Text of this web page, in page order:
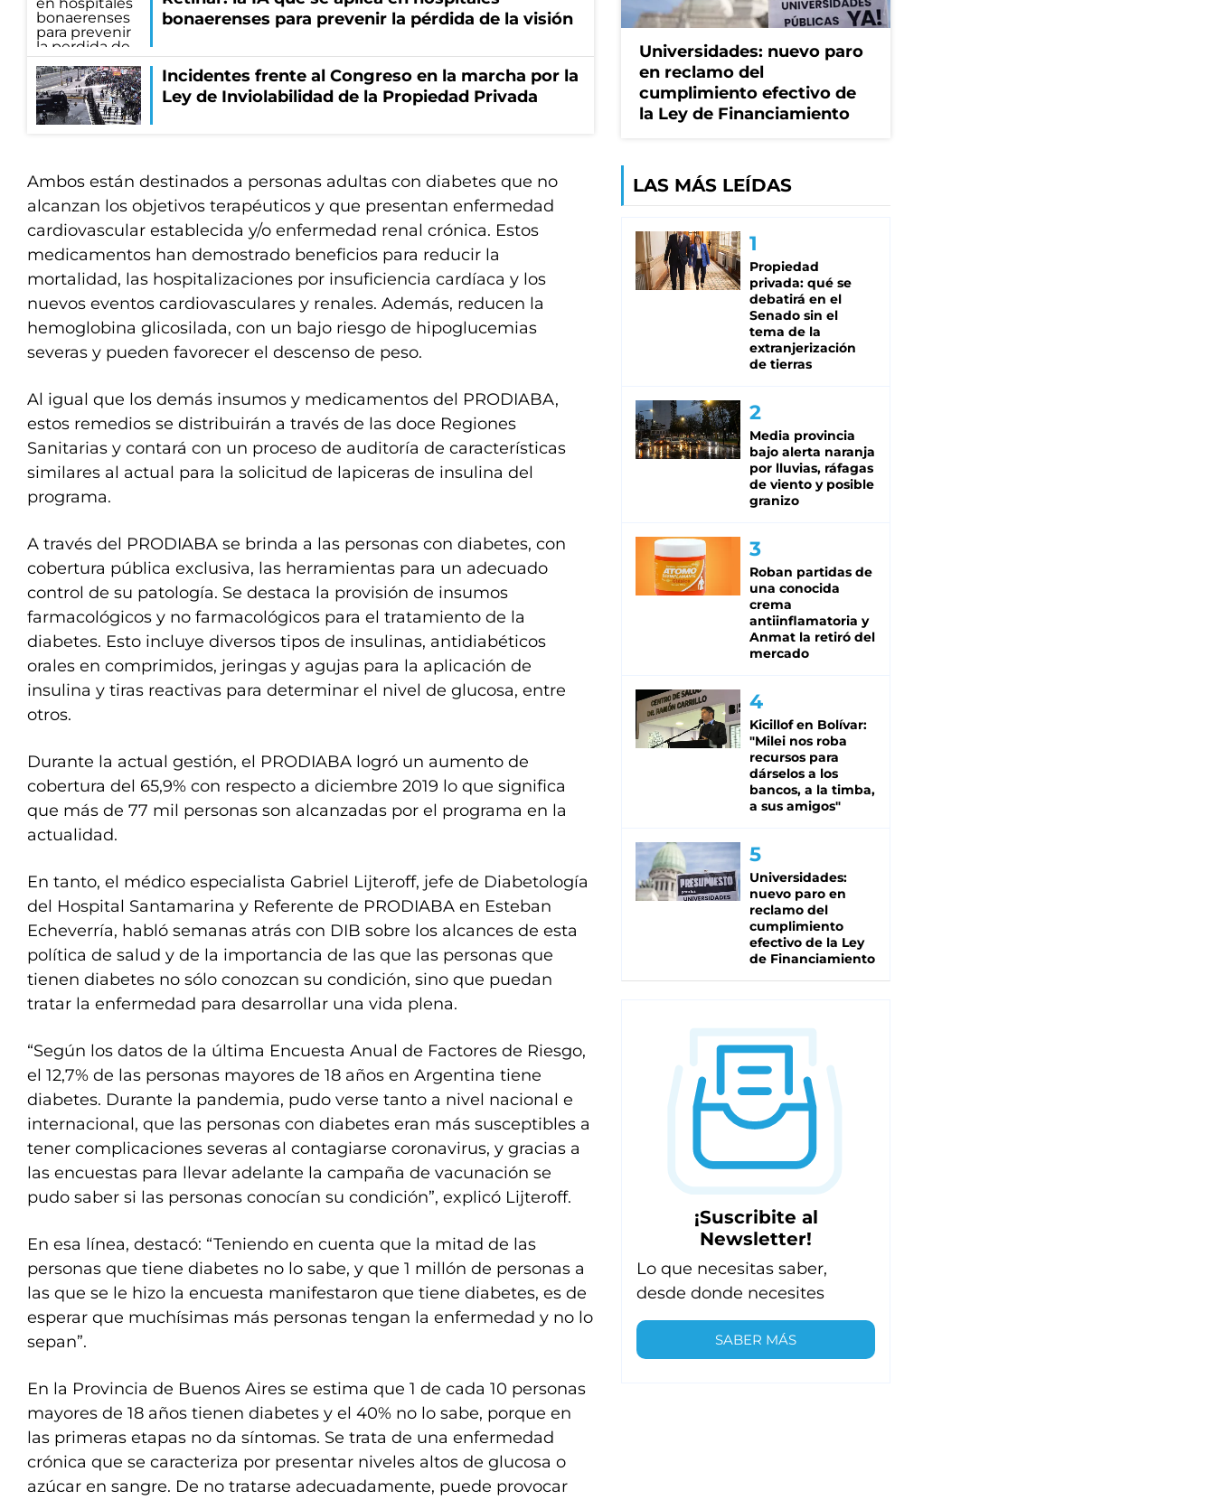
bonaerenses para prevenir la pérdida de la visión
Incidentes frente al Congreso en la marcha por la
Ley de Inviolabilidad de la Propiedad Privada
Ambos están destinados a personas adultas con diabetes que no
alcanzan los objetivos terapéuticos y que presentan enfermedad
cardiovascular establecida y/o enfermedad renal crónica. Estos
medicamentos han demostrado beneficios para reducir la
mortalidad, las hospitalizaciones por insuficiencia cardíaca y los
nuevos eventos cardiovasculares y renales. Además, reducen la
hemoglobina glicosilada, con un bajo riesgo de hipoglucemias
severas y pueden favorecer el descenso de peso.
Al igual que los demás insumos y medicamentos del PRODIABA,
estos remedios se distribuirán a través de las doce Regiones
Sanitarias y contará con un proceso de auditoría de características
similares al actual para la solicitud de lapiceras de insulina del
programa.
A través del PRODIABA se brinda a las personas con diabetes, con
cobertura pública exclusiva, las herramientas para un adecuado
control de su patología. Se destaca la provisión de insumos
farmacológicos y no farmacológicos para el tratamiento de la
diabetes. Esto incluye diversos tipos de insulinas, antidiabéticos
orales en comprimidos, jeringas y agujas para la aplicación de
insulina y tiras reactivas para determinar el nivel de glucosa, entre
otros.
Durante la actual gestión, el PRODIABA logró un aumento de
cobertura del 65,9% con respecto a diciembre 2019 lo que significa
que más de 77 mil personas son alcanzadas por el programa en la
actualidad.
En tanto, el médico especialista Gabriel Lijteroff, jefe de Diabetología
del Hospital Santamarina y Referente de PRODIABA en Esteban
Echeverría, habló semanas atrás con DIB sobre los alcances de esta
política de salud y de la importancia de las que las personas que
tienen diabetes no sólo conozcan su condición, sino que puedan
tratar la enfermedad para desarrollar una vida plena.
“Según los datos de la última Encuesta Anual de Factores de Riesgo,
el 12,7% de las personas mayores de 18 años en Argentina tiene
diabetes. Durante la pandemia, pudo verse tanto a nivel nacional e
internacional, que las personas con diabetes eran más susceptibles a
tener complicaciones severas al contagiarse coronavirus, y gracias a
las encuestas para llevar adelante la campaña de vacunación se
pudo saber si las personas conocían su condición”, explicó Lijteroff.
En esa línea, destacó: “Teniendo en cuenta que la mitad de las
personas que tiene diabetes no lo sabe, y que 1 millón de personas a
las que se le hizo la encuesta manifestaron que tiene diabetes, es de
esperar que muchísimas más personas tengan la enfermedad y no lo
sepan”.
En la Provincia de Buenos Aires se estima que 1 de cada 10 personas
mayores de 18 años tienen diabetes y el 40% no lo sabe, porque en
las primeras etapas no da síntomas. Se trata de una enfermedad
crónica que se caracteriza por presentar niveles altos de glucosa o
azúcar en sangre. De no tratarse adecuadamente, puede provocar
Universidades: nuevo paro
en reclamo del
cumplimiento efectivo de
la Ley de Financiamiento
LAS MÁS LEÍDAS
Propiedad
privada: qué se
debatirá en el
Senado sin el
tema de la
extranjerización
de tierras
Media provincia
bajo alerta naranja
por lluvias, ráfagas
de viento y posible
granizo
Roban partidas de
una conocida
crema
antiinflamatoria y
Anmat la retiró del
mercado
Kicillof en Bolívar:
"Milei nos roba
recursos para
dárselos a los
bancos, a la timba,
a sus amigos"
Universidades:
nuevo paro en
reclamo del
cumplimiento
efectivo de la Ley
de Financiamiento
¡Suscribite al
Newsletter!
Lo que necesitas saber,
desde donde necesites
SABER MÁS